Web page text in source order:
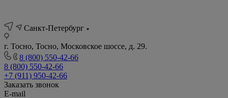
Санкт-Петербург
г. Тосно, Тосно, Московское шоссе, д. 29.
8 (800) 550-42-66
8 (800) 550-42-66
+7 (911) 950-42-66
Заказать звонок
E-mail